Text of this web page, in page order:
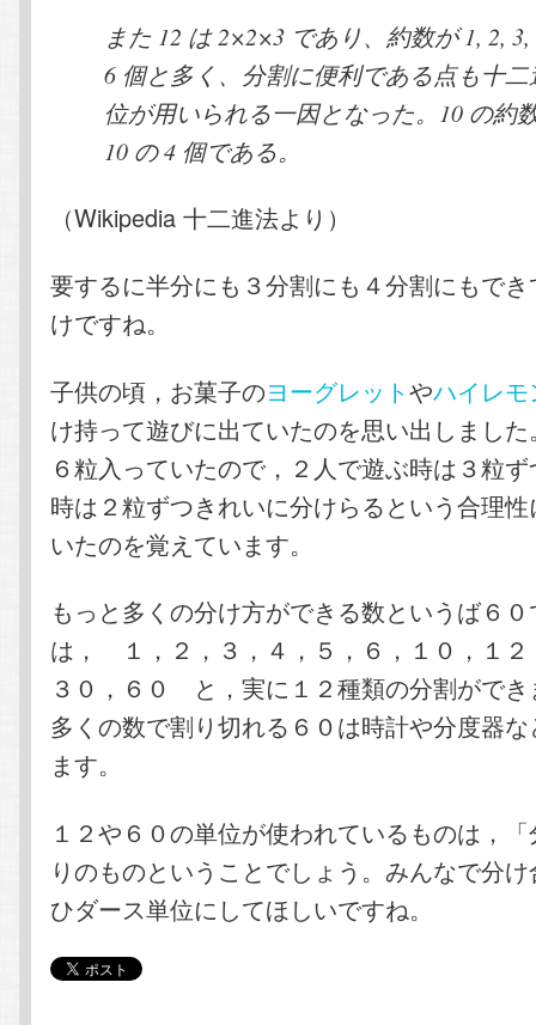
また 12 は 2×2×3 であり、約数が 1, 2, 3,
6 個と多く、分割に便利である点も十
位が用いられる一因となった。10 の約
10 の 4 個である。
（Wikipedia 十二進法より）
要するに半分にも３分割にも４分割にもで
けですね。
子供の頃，お菓子のヨーグレットやハイレモ
け持って遊びに出ていたのを思い出しまし
６粒入っていたので，２人で遊ぶ時は３粒
時は２粒ずつきれいに分けらるという合理
いたのを覚えています。
もっと多くの分け方ができる数というば６
は， １，２，３，４，５，６，１０，１２
３０，６０ と，実に１２種類の分割ができ
多くの数で割り切れる６０は時計や分度器
ます。
１２や６０の単位が使われているものは，
りのものということでしょう。みんなで分
ひダース単位にしてほしいですね。